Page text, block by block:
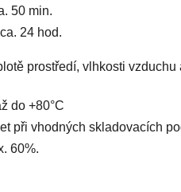
50 min.
24 hod.
prostředí, vlhkosti
do +80°C
při vhodných skladovacích
60%.